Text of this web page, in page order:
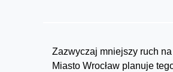
Zazwyczaj mniejszy ruch
Miasto Wrocław planuje